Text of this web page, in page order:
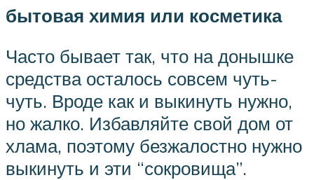
бытовая химия или косметика
Часто бывает так, что на донышке
средства осталось совсем чуть-
чуть. Вроде как и выкинуть нужно,
но жалко. Избавляйте свой дом от
хлама, поэтому безжалостно нужно
выкинуть и эти “сокровища”.